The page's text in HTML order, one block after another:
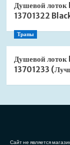
Душевой
13701322
Трапы
Душевой
13701233
Сайт не является